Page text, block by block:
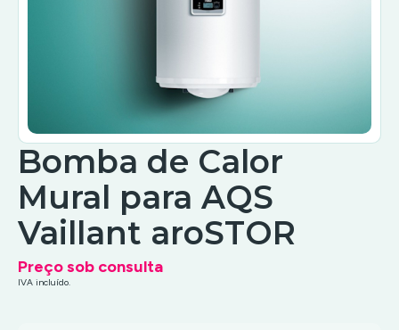
Bomba de Calor
Mural para AQS
Vaillant aroSTOR
Preço sob consulta
IVA incluído.